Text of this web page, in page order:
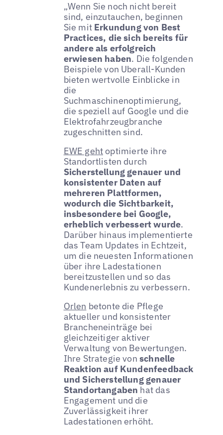
„Wenn Sie noch nicht bereit
sind, einzutauchen, beginnen
Sie mit Erkundung von Best
Practices, die sich bereits für
andere als erfolgreich
erwiesen haben. Die folgenden
Beispiele von Uberall-Kunden
bieten wertvolle Einblicke in
die
Suchmaschinenoptimierung,
die speziell auf Google und die
Elektrofahrzeugbranche
zugeschnitten sind.
EWE geht optimierte ihre
Standortlisten durch
Sicherstellung genauer und
konsistenter Daten auf
mehreren Plattformen,
wodurch die Sichtbarkeit,
insbesondere bei Google,
erheblich verbessert wurde.
Darüber hinaus implementierte
das Team Updates in Echtzeit,
um die neuesten Informationen
über ihre Ladestationen
bereitzustellen und so das
Kundenerlebnis zu verbessern.
Orlen betonte die Pflege
aktueller und konsistenter
Brancheneinträge bei
gleichzeitiger aktiver
Verwaltung von Bewertungen.
Ihre Strategie vonschnelle
Reaktion auf Kundenfeedback
und Sicherstellung genauer
Standortangaben hat das
Engagement und die
Zuverlässigkeit ihrer
Ladestationen erhöht.